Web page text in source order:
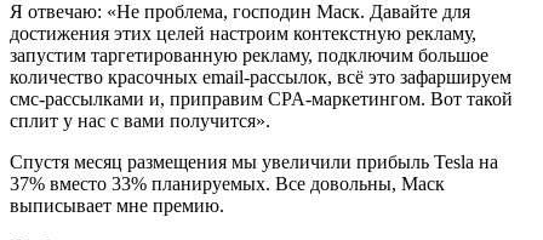
Я отвечаю: «Не проблема, господин Маск. Давайте для
достижения этих целей настроим контекстную рекламу,
запустим таргетированную рекламу, подключим большое
количество красочных email-рассылок, всё это зафаршируем
смс-рассылками и, приправим CPA-маркетингом. Вот такой
сплит у нас с вами получится».
Спустя месяц размещения мы увеличили прибыль Tesla на
37% вместо 33% планируемых. Все довольны, Маск
выписывает мне премию.